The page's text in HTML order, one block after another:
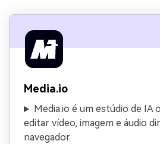
Media.io
Media.io é um estúdio de IA
editar vídeo, imagem e áudio
navegador.